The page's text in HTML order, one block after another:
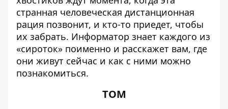
странная человеческая дистанционная
рация позвонит, и кто-то приедет, чтобы
их забрать. Информатор знает каждого из
«сироток» поименно и расскажет вам, где
они живут сейчас и как с ними можно
познакомиться.
ТОМ